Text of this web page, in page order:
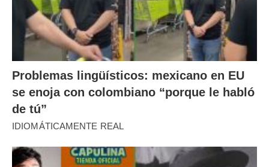
Problemas lingüísticos: mexicano en EU
se enoja con colombiano “porque le habló
de tú”
IDIOMÁTICAMENTE REAL